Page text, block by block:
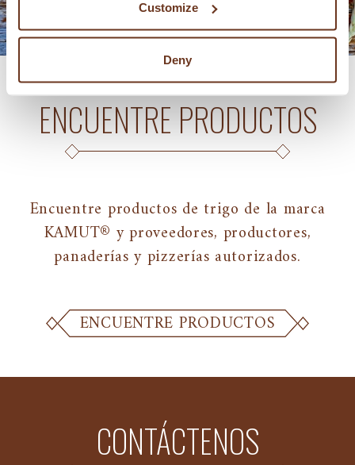
Customize
Deny
ENCUENTRE PRODUCTOS
Encuentre productos de trigo de la marca
KAMUT® y proveedores, productores,
panaderías y pizzerías autorizados.
ENCUENTRE PRODUCTOS
CONTÁCTENOS